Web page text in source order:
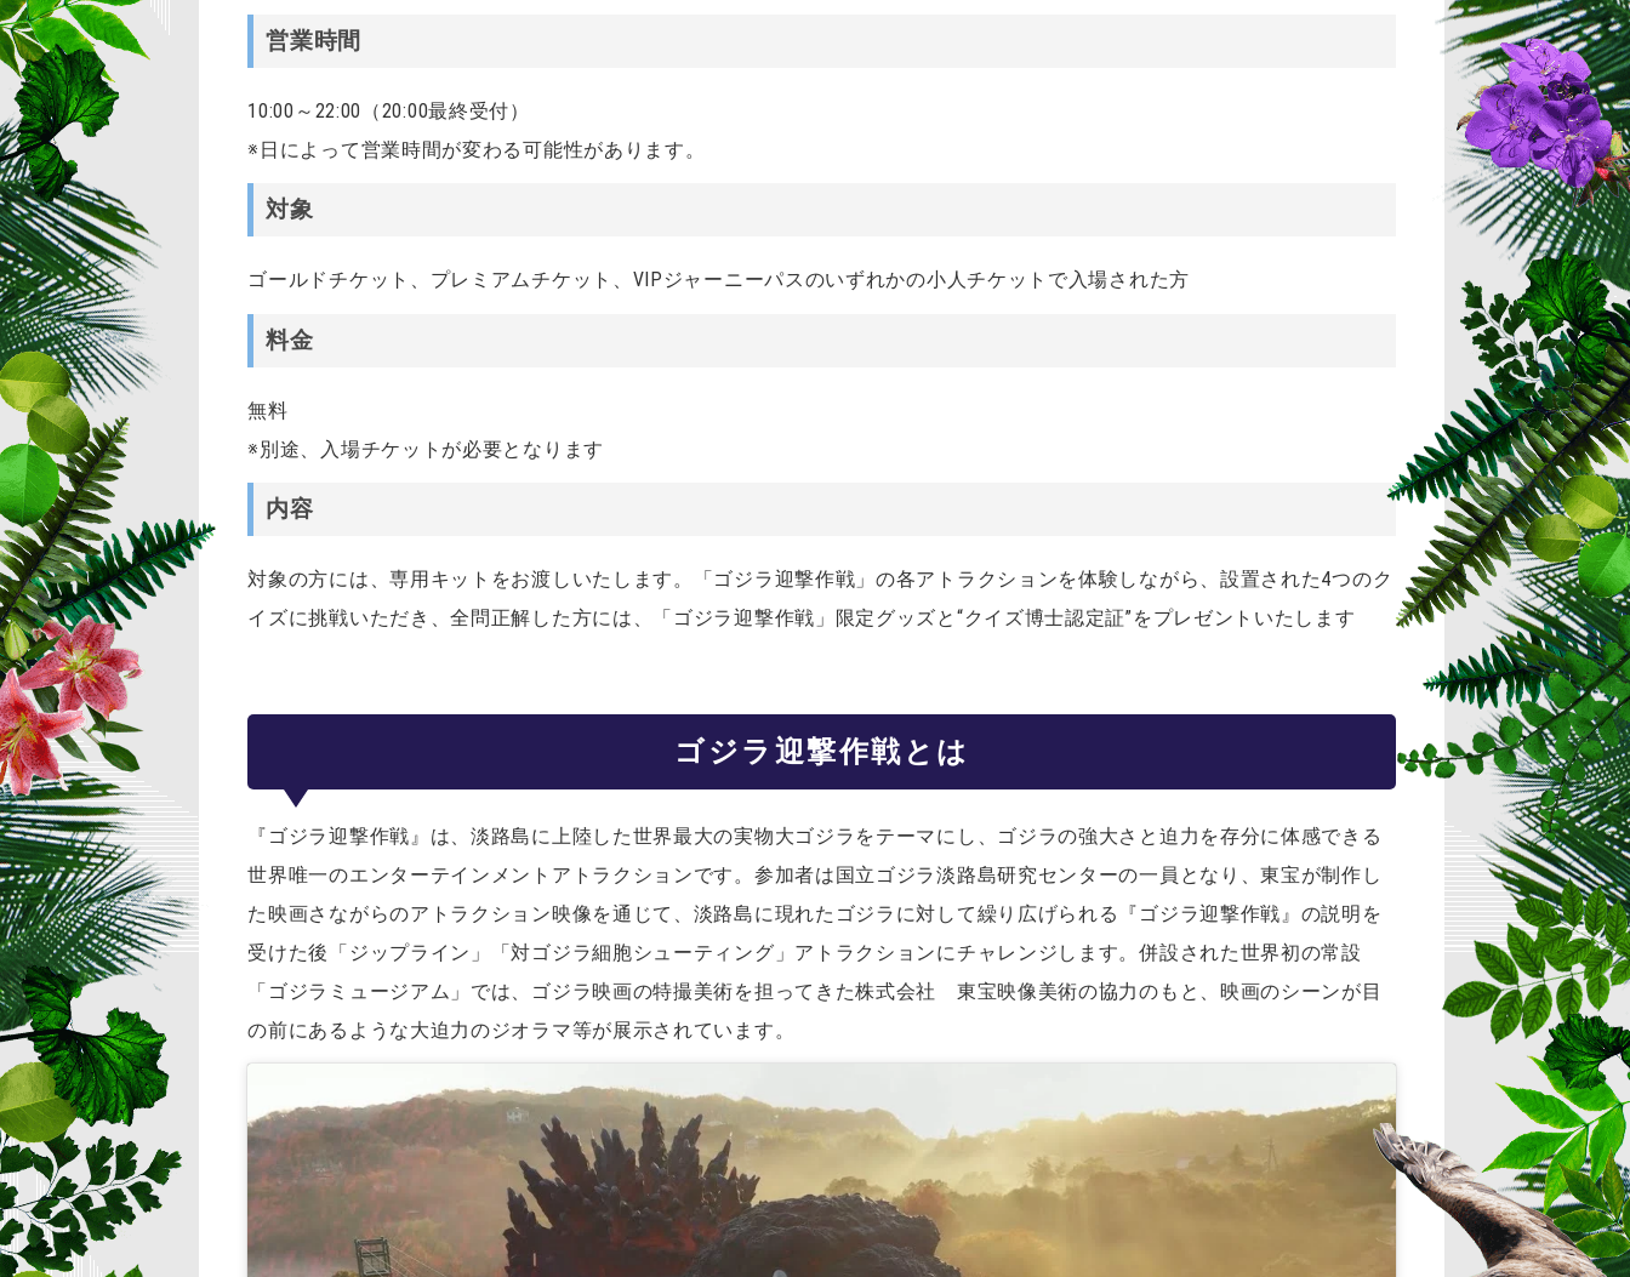
営業時間
10:00～22:00（20:00最終受付）
※日によって営業時間が変わる可能性があります。
対象
ゴールドチケット、プレミアムチケット、VIPジャーニーパスのいずれかの小人チケットで入場された方
料金
無料
※別途、入場チケットが必要となります
内容
対象の方には、専用キットをお渡しいたします。「ゴジラ迎撃作戦」の各アトラクションを体験しながら、設置された4つのク
イズに挑戦いただき、全問正解した方には、「ゴジラ迎撃作戦」限定グッズと“クイズ博士認定証”をプレゼントいたします
ゴジラ迎撃作戦とは
『ゴジラ迎撃作戦』は、淡路島に上陸した世界最大の実物大ゴジラをテーマにし、ゴジラの強大さと迫力を存分に体感できる
世界唯一のエンターテインメントアトラクションです。参加者は国立ゴジラ淡路島研究センターの一員となり、東宝が制作し
た映画さながらのアトラクション映像を通じて、淡路島に現れたゴジラに対して繰り広げられる『ゴジラ迎撃作戦』の説明を
受けた後「ジップライン」「対ゴジラ細胞シューティング」アトラクションにチャレンジします。併設された世界初の常設
「ゴジラミュージアム」では、ゴジラ映画の特撮美術を担ってきた株式会社 東宝映像美術の協力のもと、映画のシーンが目
の前にあるような大迫力のジオラマ等が展示されています。